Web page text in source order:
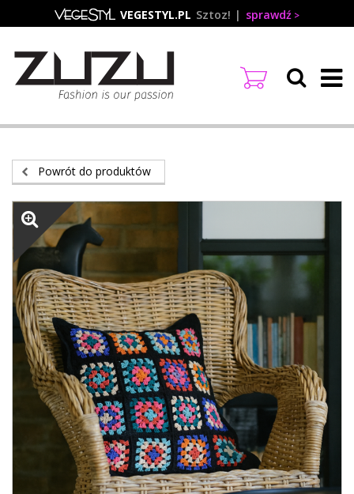
do
treści
VEGESTYL.PL Sztoz! sprawdź
Powrót do produktów